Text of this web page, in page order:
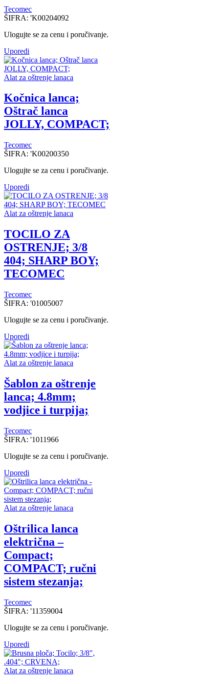
Tecomec
ŠIFRA: 'K00204092
Ulogujte se za cenu i poručivanje.
Uporedi
Alat za oštrenje lanaca
Kočnica lanca;
Oštrač lanca
JOLLY, COMPACT;
Tecomec
ŠIFRA: 'K00200350
Ulogujte se za cenu i poručivanje.
Uporedi
Alat za oštrenje lanaca
TOCILO ZA
OSTRENJE; 3/8
404; SHARP BOY;
TECOMEC
Tecomec
ŠIFRA: '01005007
Ulogujte se za cenu i poručivanje.
Uporedi
Alat za oštrenje lanaca
Šablon za oštrenje
lanca; 4.8mm;
vodjice i turpija;
Tecomec
ŠIFRA: '1011966
Ulogujte se za cenu i poručivanje.
Uporedi
Alat za oštrenje lanaca
Oštrilica lanca
električna –
Compact;
COMPACT; ručni
sistem stezanja;
Tecomec
ŠIFRA: '11359004
Ulogujte se za cenu i poručivanje.
Uporedi
Alat za oštrenje lanaca